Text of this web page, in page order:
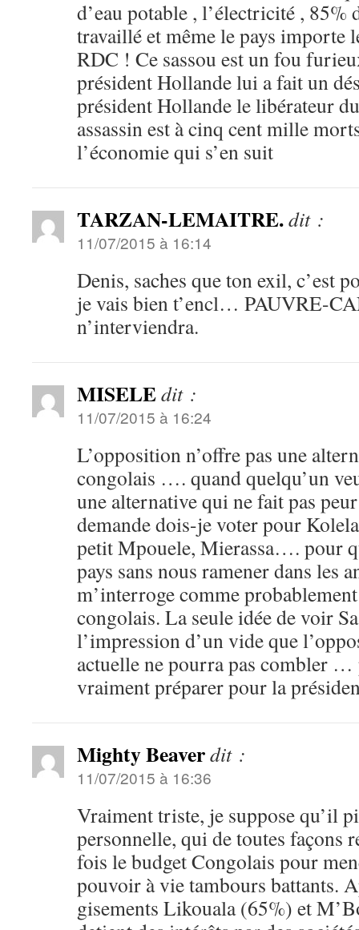
d’eau potable , l’électricité , 85%
travaillé et même le pays importe
RDC ! Ce sassou est un fou
président Hollande lui a fait un
président Hollande le libérateur
assassin est à cinq cent mille
l’économie qui s’en suit
TARZAN-LEMAITRE.dit :
11/07/2015 à 16:14
Denis, saches que ton exil, c’est
je vais bien t’encl… PAUVRE-
n’interviendra.
MISELEdit :
11/07/2015 à 16:24
L’opposition n’offre pas une
congolais …. quand quelqu’un
une alternative qui ne fait pas
demande dois-je voter pour
petit Mpouele, Mierassa…. pour
pays sans nous ramener dans les
m’interroge comme
congolais. La seule idée de voir
l’impression d’un vide que
actuelle ne pourra pas combler …
vraiment préparer pour la
Mighty Beaverdit :
11/07/2015 à 16:36
Vraiment triste, je suppose qu’il
personnelle, qui de toutes façons
fois le budget Congolais pour
pouvoir à vie tambours battants.
gisements Likouala (65%) et